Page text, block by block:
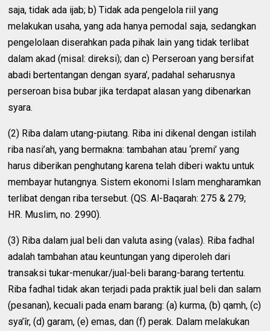
saja, tidak ada ijab; b) Tidak ada pengelola riil yang
melakukan usaha, yang ada hanya pemodal saja, sedangkan
pengelolaan diserahkan pada pihak lain yang tidak terlibat
dalam akad (misal: direksi); dan c) Perseroan yang bersifat
abadi bertentangan dengan syara’, padahal seharusnya
perseroan bisa bubar jika terdapat alasan yang dibenarkan
syara.
(2) Riba dalam utang-piutang. Riba ini dikenal dengan istilah
riba nasi’ah, yang bermakna: tambahan atau ‘premi’ yang
harus diberikan penghutang karena telah diberi waktu untuk
membayar hutangnya. Sistem ekonomi Islam mengharamkan
terlibat dengan riba tersebut. (QS. Al-Baqarah: 275 & 279;
HR. Muslim, no. 2990).
(3) Riba dalam jual beli dan valuta asing (valas). Riba fadhal
adalah tambahan atau keuntungan yang diperoleh dari
transaksi tukar-menukar/jual-beli barang-barang tertentu.
Riba fadhal tidak akan terjadi pada praktik jual beli dan salam
(pesanan), kecuali pada enam barang: (a) kurma, (b) qamh, (c)
sya’îr, (d) garam, (e) emas, dan (f) perak. Dalam melakukan